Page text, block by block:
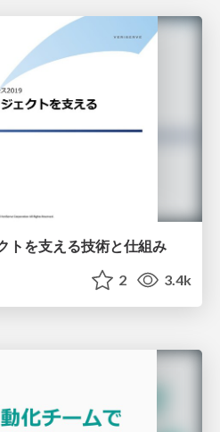
トを支える技術と仕組み
2 3.4k